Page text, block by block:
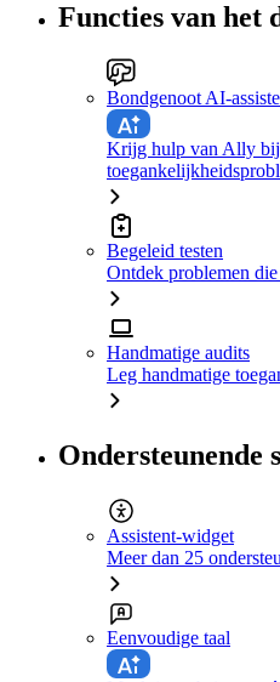
Functies van het
Bondgenoot AI-
Krijg hulp van Ally bij
Begeleid testen
Ontdek problemen
Handmatige audits
Leg handmatige
Ondersteunende
Assistent-widget
Meer dan 25
Eenvoudige taal